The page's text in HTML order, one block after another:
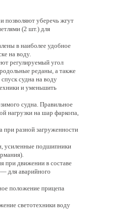
позволяют уберечь жгут
(2 шт.) для
в наиболее удобное
на воду.
регулируемый угол
реданы, а также
судна на воду
и уменьшить
судна. Правильное
нагрузки на шар фаркопа,
при разной загруженности
усиленные подшипники
при движении в составе
— для аварийного
положение прицепа
светотехники воду